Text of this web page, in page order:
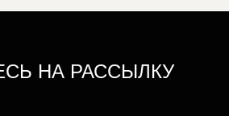
НА РАССЫЛКУ